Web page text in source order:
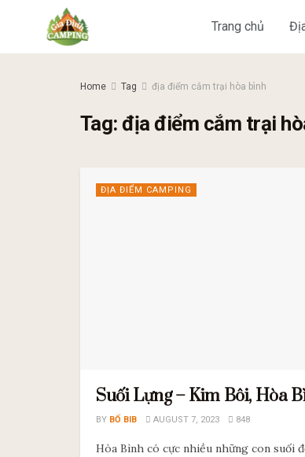
Trang chủ
Home Tag địa điểm cắm trại hòa bình
Tag:địa điểm cắm trại
ĐỊA ĐIỂM CAMPING
Suối Lựng – Kim Bôi, Hòa
BY BỐ BIB AUGUST 7, 2023 848
Hòa Bình có cực nhiều những con suối